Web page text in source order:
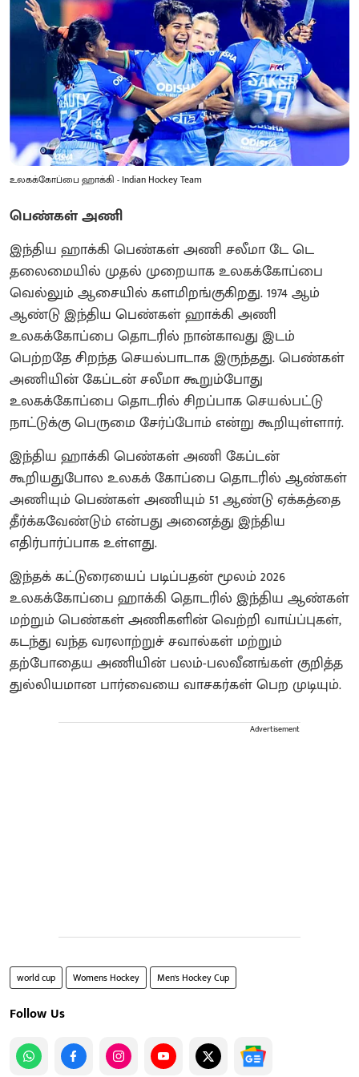
உலகக்கோப்பை ஹாக்கி - Indian Hockey Team
பெண்கள் அணி
இந்திய ஹாக்கி பெண்கள் அணி சலீமா டே டெ
தலைமையில் முதல் முறையாக உலகக்கோப்பை
வெல்லும் ஆசையில் களமிறங்குகிறது. 1974 ஆம்
ஆண்டு இந்திய பெண்கள் ஹாக்கி அணி
உலகக்கோப்பை தொடரில் நான்காவது இடம்
பெற்றதே சிறந்த செயல்பாடாக இருந்தது. பெண்கள்
அணியின் கேப்டன் சலீமா கூறும்போது
உலகக்கோப்பை தொடரில் சிறப்பாக செயல்பட்டு
நாட்டுக்கு பெருமை சேர்ப்போம் என்று கூறியுள்ளார்.
இந்திய ஹாக்கி பெண்கள் அணி கேப்டன்
கூறியதுபோல உலகக் கோப்பை தொடரில் ஆண்கள்
அணியும் பெண்கள் அணியும் 51 ஆண்டு ஏக்கத்தை
தீர்க்கவேண்டும் என்பது அனைத்து இந்திய
எதிர்பார்ப்பாக உள்ளது.
இந்தக் கட்டுரையைப் படிப்பதன் மூலம் 2026
உலகக்கோப்பை ஹாக்கி தொடரில் இந்திய ஆண்கள்
மற்றும் பெண்கள் அணிகளின் வெற்றி வாய்ப்புகள்,
கடந்து வந்த வரலாற்றுச் சவால்கள் மற்றும்
தற்போதைய அணியின் பலம்-பலவீனங்கள் குறித்த
துல்லியமான பார்வையை வாசகர்கள் பெற முடியும்.
Advertisement
world cup Womens Hockey Men's Hockey Cup
Follow Us